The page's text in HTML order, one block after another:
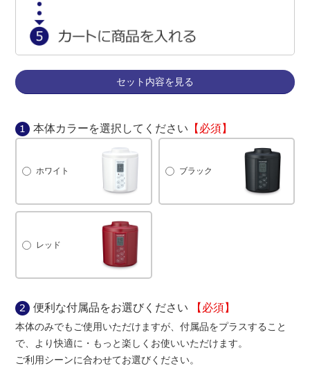
セット内容を見る
本体カラーを選択してください 【必須】
ホワイト ブラック
レッド
便利な付属品をお選びください 【必須】
本体のみでもご使用いただけますが、付属品をプラスすること
で、より快適に・もっと楽しくお使いいただけます。
ご利用シーンに合わせてお選びください。